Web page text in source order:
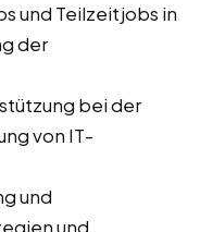
und Teilzeitjobs in
der
bei der
von IT-
und
und